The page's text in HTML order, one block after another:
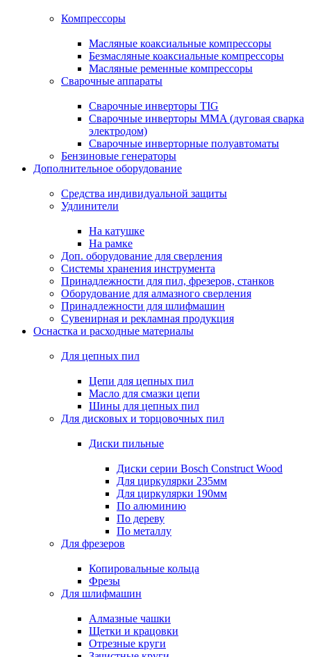
Компрессоры
Масляные коаксиальные компрессоры
Безмасляные коаксиальные компрессоры
Масляные ременные компрессоры
Сварочные аппараты
Сварочные инверторы TIG
Сварочные инверторы MMA (дуговая сварка
электродом)
Сварочные инверторные полуавтоматы
Бензиновые генераторы
Дополнительное оборудование
Средства индивидуальной защиты
Удлинители
На катушке
На рамке
Доп. оборудование для сверления
Системы хранения инструмента
Принадлежности для пил, фрезеров, станков
Оборудование для алмазного сверления
Принадлежности для шлифмашин
Сувенирная и рекламная продукция
Оснастка и расходные материалы
Для цепных пил
Цепи для цепных пил
Масло для смазки цепи
Шины для цепных пил
Для дисковых и торцовочных пил
Диски пильные
Диски серии Bosch Construct Wood
Для циркулярки 235мм
Для циркулярки 190мм
По алюминию
По дереву
По металлу
Для фрезеров
Копировальные кольца
Фрезы
Для шлифмашин
Алмазные чашки
Щетки и крацовки
Отрезные круги